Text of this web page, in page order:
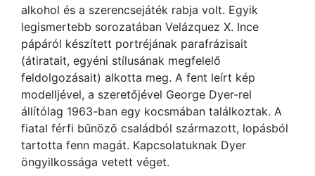
alkohol és a szerencsejáték rabja volt. Egyik
legismertebb sorozatában Velázquez X. Ince
pápáról készített portréjának parafrázisait
(átiratait, egyéni stílusának megfelelő
feldolgozásait) alkotta meg. A fent leírt kép
modelljével, a szeretőjével George Dyer-rel
állítólag 1963-ban egy kocsmában találkoztak. A
fiatal férfi bűnöző családból származott, lopásból
tartotta fenn magát. Kapcsolatuknak Dyer
öngyilkossága vetett véget.